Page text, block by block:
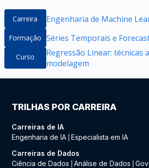
Carreira Engenharia de Machine
Formação Séries Temporais e
Curso
Regressão Linear: técnicas
modelagem
TRILHAS POR CARREIRA
Carreiras de IA
Engenharia de IA Especialista em IA
Carreiras de Dados
Ciência de Dados
Análise de Dados